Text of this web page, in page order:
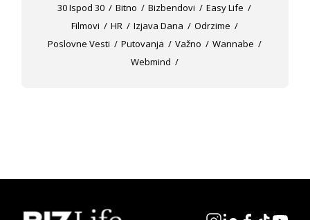
30 Ispod 30 Bitno Bizbendovi
Easy Life
Filmovi
HR Izjava Dana
Odrzime
Poslovne Vesti
Putovanja Važno
Wannabe
Webmind